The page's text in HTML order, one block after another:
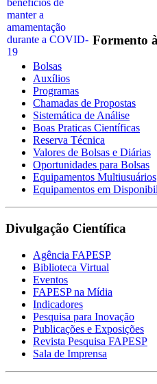
Formento
Bolsas
Auxílios
Programas
Chamadas de Propostas
Sistemática de Análise
Boas Praticas Científicas
Reserva Técnica
Valores de Bolsas e Diárias
Oportunidades para Bolsas
Equipamentos Multiusuários
Equipamentos em
Divulgação Científica
Agência FAPESP
Biblioteca Virtual
Eventos
FAPESP na Mídia
Indicadores
Pesquisa para Inovação
Publicações e Exposições
Revista Pesquisa FAPESP
Sala de Imprensa